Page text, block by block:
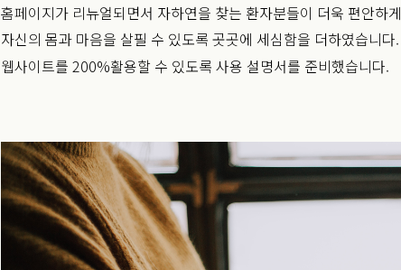
홈페이지가 리뉴얼되면서 자하연을 찾는 환자분들이 더욱 편안하게
자신의 몸과 마음을 살필 수 있도록 곳곳에 세심함을 더하였습니다.
웹사이트를 200%활용할 수 있도록 사용 설명서를 준비했습니다.